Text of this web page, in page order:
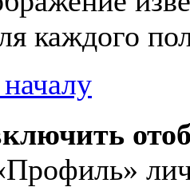
каждого